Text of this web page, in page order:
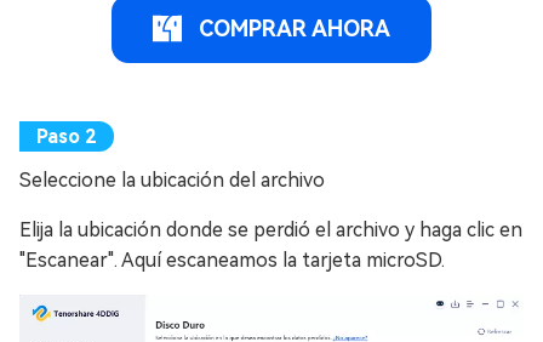
COMPRAR AHORA
Seleccione la ubicación del archivo
Elija la ubicación donde se perdió el archivo y haga clic en
"Escanear". Aquí escaneamos la tarjeta microSD.